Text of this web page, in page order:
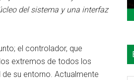
del sistema y una interfaz
el controlador, que
extremos de todos los
su entorno. Actualmente